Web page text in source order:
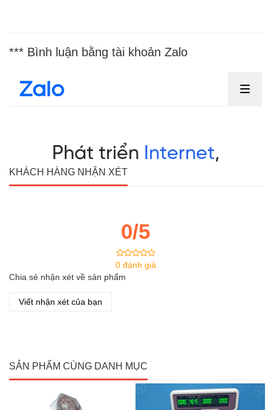
*** Bình luận bằng tài khoản Zalo
KHÁCH HÀNG NHẬN XÉT
0/5
0 đánh giá
Chia sẻ nhận xét về sản phẩm
Viết nhận xét của bạn
SẢN PHẨM CÙNG DANH MỤC